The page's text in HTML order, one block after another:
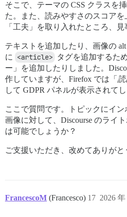
そこで、テーマの CSS クラスを
た。また、読みやすさのスコア
「工夫」を取り入れたところ、見
テキストを追加したり、画像の
に
<article> タグを追加するた
ー」を追加したりしました。
作していますが、Firefox では「 読
して GDPR パネルが表示されてし
ここで質問です。トピックにイン
画像に対して、Discourse のライ
は可能でしょうか？
ご支援いただき、改めてありがと
FrancescoM (Francesco) 2026
17